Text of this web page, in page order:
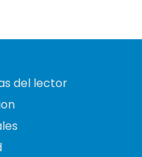
del lector